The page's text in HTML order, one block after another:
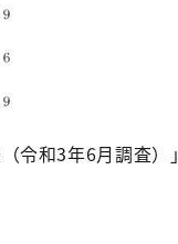
令和3年6月調査）」